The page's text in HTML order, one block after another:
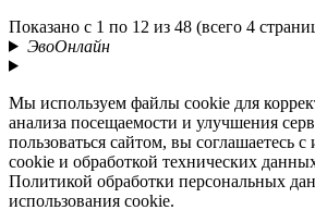
Показано с 1 по 12 из 48 (всего 4
ЭвоОнлайн
Мы используем файлы cookie для
анализа посещаемости и улучшения
пользоваться сайтом, вы соглашаетесь
cookie и обработкой технических
Политикой обработки персональных
использования cookie.